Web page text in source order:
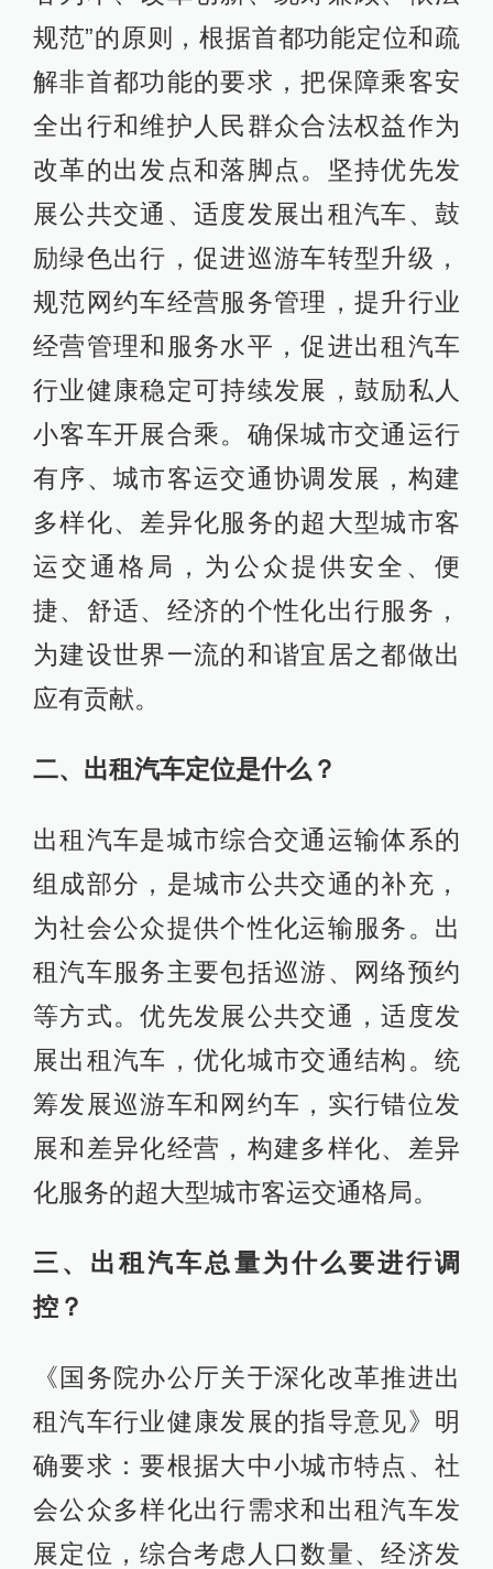
规范”的原则，根据首都功能定位和疏
解非首都功能的要求，把保障乘客安
全出行和维护人民群众合法权益作为
改革的出发点和落脚点。坚持优先发
展公共交通、适度发展出租汽车、鼓
励绿色出行，促进巡游车转型升级，
规范网约车经营服务管理，提升行业
经营管理和服务水平，促进出租汽车
行业健康稳定可持续发展，鼓励私人
小客车开展合乘。确保城市交通运行
有序、城市客运交通协调发展，构建
多样化、差异化服务的超大型城市客
运交通格局，为公众提供安全、便
捷、舒适、经济的个性化出行服务，
为建设世界一流的和谐宜居之都做出
应有贡献。
二、出租汽车定位是什么？
出租汽车是城市综合交通运输体系的
组成部分，是城市公共交通的补充，
为社会公众提供个性化运输服务。出
租汽车服务主要包括巡游、网络预约
等方式。优先发展公共交通，适度发
展出租汽车，优化城市交通结构。统
筹发展巡游车和网约车，实行错位发
展和差异化经营，构建多样化、差异
化服务的超大型城市客运交通格局。
三、出租汽车总量为什么要进行调
控？
《国务院办公厅关于深化改革推进出
租汽车行业健康发展的指导意见》明
确要求：要根据大中小城市特点、社
会公众多样化出行需求和出租汽车发
展定位，综合考虑人口数量、经济发